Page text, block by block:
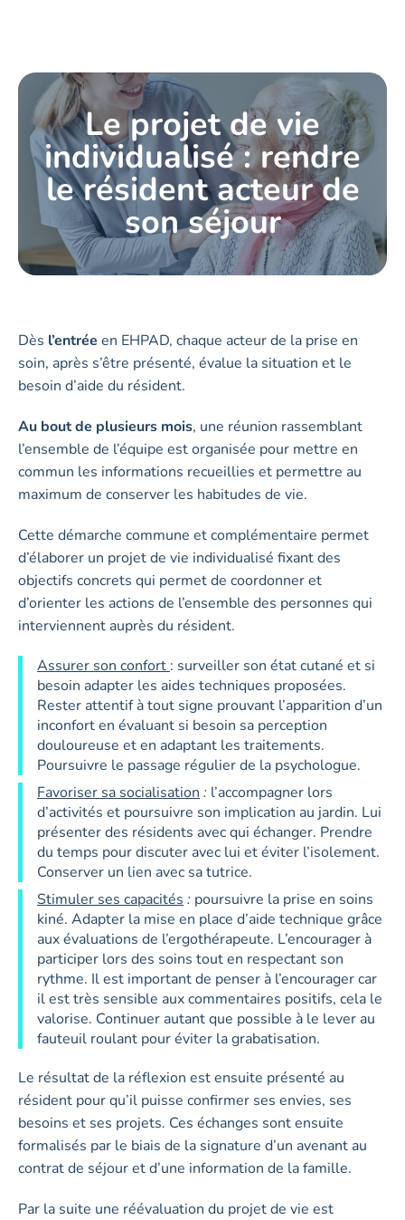
Le projet de vie
individualisé : rendre
le résident acteur de
son séjour
Dès l’entrée en EHPAD, chaque acteur de la prise en
soin, après s’être présenté, évalue la situation et le
besoin d’aide du résident.
Au bout de plusieurs mois, une réunion rassemblant
l’ensemble de l’équipe est organisée pour mettre en
commun les informations recueillies et permettre au
maximum de conserver les habitudes de vie.
Cette démarche commune et complémentaire permet
d’élaborer un projet de vie individualisé fixant des
objectifs concrets qui permet de coordonner et
d’orienter les actions de l’ensemble des personnes qui
interviennent auprès du résident.
Assurer son confort : surveiller son état cutané et si
besoin adapter les aides techniques proposées.
Rester attentif à tout signe prouvant l’apparition d’un
inconfort en évaluant si besoin sa perception
douloureuse et en adaptant les traitements.
Poursuivre le passage régulier de la psychologue.
Favoriser sa socialisation : l’accompagner lors
d’activités et poursuivre son implication au jardin. Lui
présenter des résidents avec qui échanger. Prendre
du temps pour discuter avec lui et éviter l’isolement.
Conserver un lien avec sa tutrice.
Stimuler ses capacités : poursuivre la prise en soins
kiné. Adapter la mise en place d’aide technique grâce
aux évaluations de l’ergothérapeute. L’encourager à
participer lors des soins tout en respectant son
rythme. Il est important de penser à l’encourager car
il est très sensible aux commentaires positifs, cela le
valorise. Continuer autant que possible à le lever au
fauteuil roulant pour éviter la grabatisation.
Le résultat de la réflexion est ensuite présenté au
résident pour qu’il puisse confirmer ses envies, ses
besoins et ses projets. Ces échanges sont ensuite
formalisés par le biais de la signature d’un avenant au
contrat de séjour et d’une information de la famille.
Par la suite une réévaluation du projet de vie est